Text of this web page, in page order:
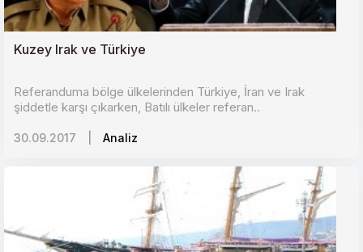
Kuzey Irak ve Türkiye
Referanduma bölge ülkelerinden Türkiye, İran ve Irak
şiddetle karşı çıkarken, Batılı ülkeler referan..
30.09.2017 Analiz